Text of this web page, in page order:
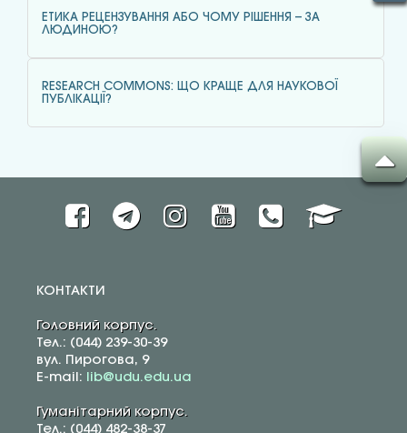
ЕТИКА РЕЦЕНЗУВАННЯ АБО ЧОМУ РІШЕННЯ – ЗА
ЛЮДИНОЮ?
RESEARCH COMMONS: ЩО КРАЩЕ ДЛЯ НАУКОВОЇ
ПУБЛІКАЦІЇ?
КОНТАКТИ
Головний корпус.
Тел.: (044) 239-30-39
вул. Пирогова, 9
E-mail:
lib@udu.edu.ua
Гуманітарний корпус.
Тел.: (044) 482-38-37